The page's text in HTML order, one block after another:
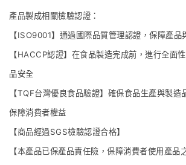
產品製成相關檢驗認證：
【ISO9001】通過國際品質管理認證，保障產品
【HACCP認證】在食品製造完成前，進行全面
品安全
【TQF台灣優良食品驗證】確保食品生產與製造
保障消費者權益
【商品經過SGS檢驗認證合格】
【本產品已保產品責任險，保障消費者使⽤產品